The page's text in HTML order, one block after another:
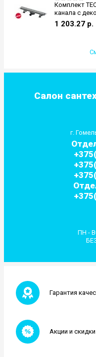
Салон
г.
ПН -
Комплект
канала с
1 203.27 р.
Гарантия
Акции и